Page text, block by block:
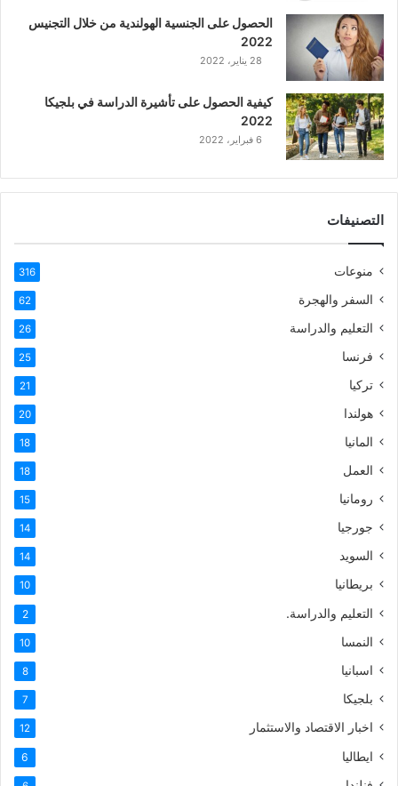
ر
ب
ي
ة
الحصول على الجنسية الهولندية من خلال التجنيس
2022
28 يناير، 2022
كيفية الحصول على تأشيرة الدراسة في بلجيكا
2022
6 فبراير، 2022
التصنيفات
منوعات 316
السفر والهجرة 62
التعليم والدراسة 26
فرنسا 25
تركيا 21
هولندا 20
المانيا 18
العمل 18
رومانيا 15
جورجيا 14
السويد 14
بريطانيا 10
التعليم والدراسة. 2
النمسا 10
اسبانيا 8
بلجيكا 7
اخبار الاقتصاد والاستثمار 12
ايطاليا 6